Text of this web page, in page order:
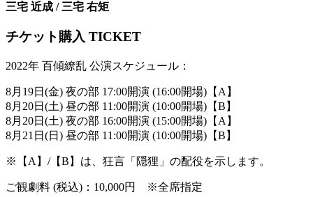
三宅 近成 / 三宅 右矩
チケット購入 TICKET
2022年 百傾繚乱 公演スケジュール：
8月19日(金) 夜の部 17:00開演 (16:00開場)【A】
8月20日(土) 昼の部 11:00開演 (10:00開場)【B】
8月20日(土) 夜の部 16:00開演 (15:00開場)【A】
8月21日(日) 昼の部 11:00開演 (10:00開場)【B】
※【A】/【B】は、狂言「隠狸」の配役を示します。
ご観劇料 (税込)：10,000円 ※全席指定